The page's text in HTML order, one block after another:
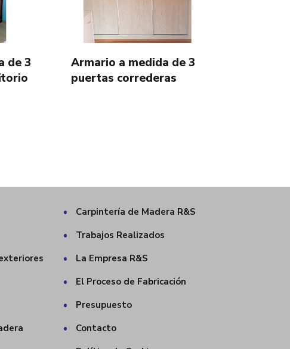
de 3
Armario a medida de 3
puertas correderas
•
Carpintería de Madera R&S
•
Trabajos Realizados
•
La Empresa R&S
•
El Proceso de Fabricación
•
Presupuesto
•
Contacto